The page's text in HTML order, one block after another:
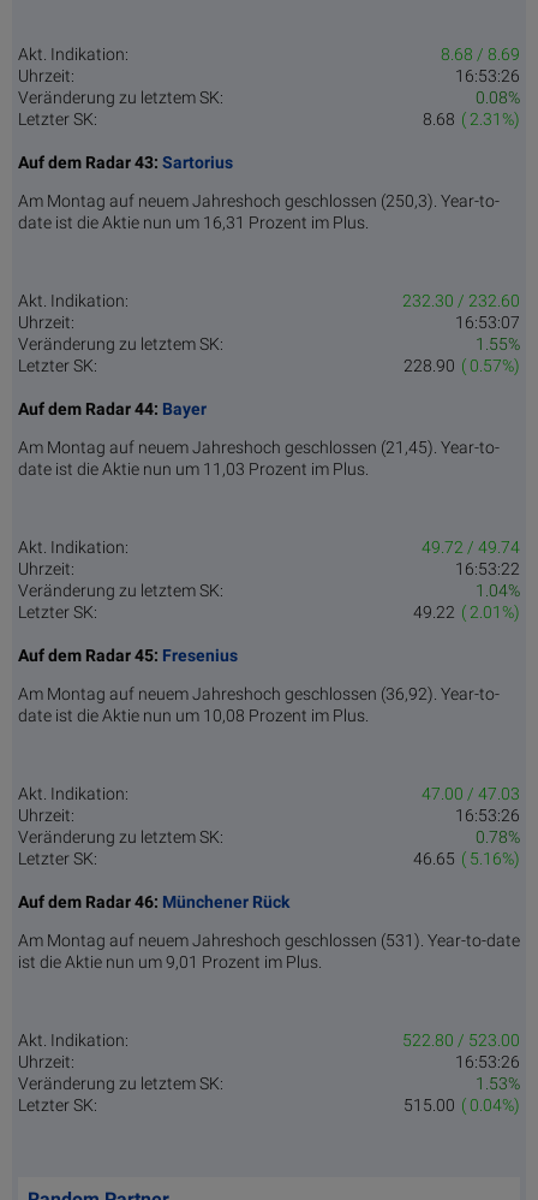
Akt. Indikation:
8.68 / 8.69
Uhrzeit:
16:53:26
Veränderung zu letztem SK:
0.08%
Letzter SK:
( 2.31%)
8.68
Auf dem Radar 43: Sartorius
Am Montag auf neuem Jahreshoch geschlossen (250,3). Year-to-
date ist die Aktie nun um 16,31 Prozent im Plus.
Akt. Indikation:
232.30 / 232.60
Uhrzeit:
16:53:07
Veränderung zu letztem SK:
1.55%
Letzter SK:
( 0.57%)
228.90
Auf dem Radar 44: Bayer
Am Montag auf neuem Jahreshoch geschlossen (21,45). Year-to-
date ist die Aktie nun um 11,03 Prozent im Plus.
Akt. Indikation:
49.72 / 49.74
Uhrzeit:
16:53:22
Veränderung zu letztem SK:
1.04%
Letzter SK:
( 2.01%)
49.22
Auf dem Radar 45: Fresenius
Am Montag auf neuem Jahreshoch geschlossen (36,92). Year-to-
date ist die Aktie nun um 10,08 Prozent im Plus.
Akt. Indikation:
47.00 / 47.03
Uhrzeit:
16:53:26
Veränderung zu letztem SK:
0.78%
Letzter SK:
( 5.16%)
46.65
Auf dem Radar 46: Münchener Rück
Am Montag auf neuem Jahreshoch geschlossen (531). Year-to-date
ist die Aktie nun um 9,01 Prozent im Plus.
Akt. Indikation:
522.80 / 523.00
Uhrzeit:
16:53:26
Veränderung zu letztem SK:
1.53%
Letzter SK:
( 0.04%)
515.00